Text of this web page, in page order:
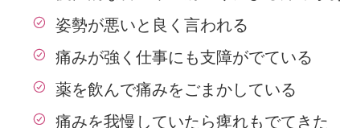
姿勢が悪いと良く言われる
痛みが強く仕事にも支障がでている
薬を飲んで痛みをごまかしている
痛みを我慢していたら痺れもでてきた